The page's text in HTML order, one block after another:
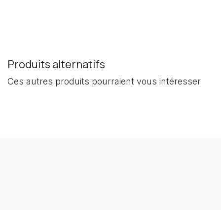
Produits alternatifs
Ces autres produits pourraient vous intéresser